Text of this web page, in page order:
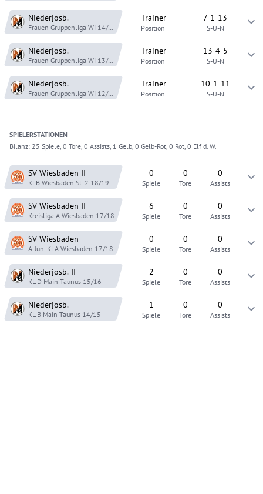
Niederjosb.
Frauen Gruppenliga Wi 14/15
Trainer
Position
7-1-13
S-U-N
Niederjosb.
Frauen Gruppenliga Wi 13/14
Trainer
Position
13-4-5
S-U-N
Niederjosb.
Frauen Gruppenliga Wi 12/13
Trainer
Position
10-1-11
S-U-N
SPIELERSTATIONEN
Bilanz: 25 Spiele, 0 Tore, 0 Assists, 1 Gelb, 0 Gelb-Rot, 0 Rot, 0 Elf d. W.
SV Wiesbaden II
KLB Wiesbaden St. 2 18/19
0
Spiele
0
Tore
0
Assists
SV Wiesbaden II
Kreisliga A Wiesbaden 17/18
6
Spiele
0
Tore
0
Assists
SV Wiesbaden
A-Jun. KLA Wiesbaden 17/18
0
Spiele
0
Tore
0
Assists
Niederjosb. II
KL D Main-Taunus 15/16
2
Spiele
0
Tore
0
Assists
Niederjosb.
KL B Main-Taunus 14/15
1
Spiele
0
Tore
0
Assists